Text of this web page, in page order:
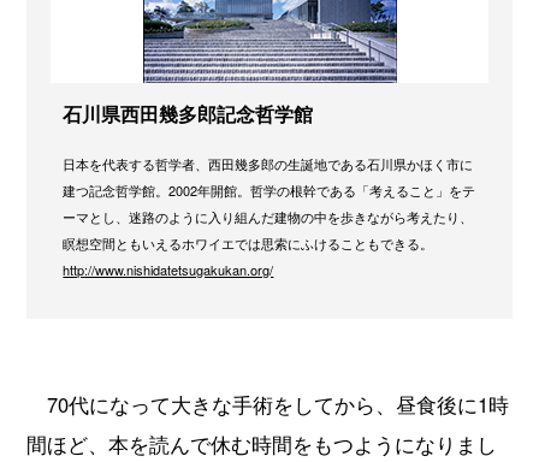
石川県西田幾多郎記念哲学館
日本を代表する哲学者、西田幾多郎の生誕地である石川県かほく市に
建つ記念哲学館。2002年開館。哲学の根幹である「考えること」をテ
ーマとし、迷路のように入り組んだ建物の中を歩きながら考えたり、
瞑想空間ともいえるホワイエでは思索にふけることもできる。
http://www.nishidatetsugakukan.org/
70代になって大きな手術をしてから、昼食後に1時
間ほど、本を読んで休む時間をもつようになりまし